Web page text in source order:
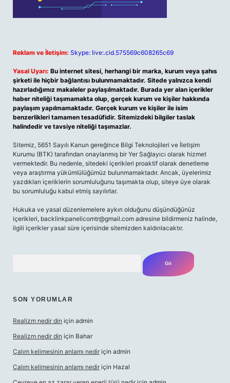
Reklam ve İletişim: Skype: live:.cid.575569c608265c69
Yasal Uyarı: Bu internet sitesi, herhangi bir marka, kurum veya şahıs
şirketi ile hiçbir bağlantısı bulunmamaktadır. Sitede yalnızca kendi
hazırladığımız makaleler paylaşılmaktadır. Burada yer alan içerikler
haber niteliği taşımamakta olup, gerçek kurum ve kişiler hakkında
paylaşım yapılmamaktadır. Gerçek kurum ve kişiler ile isim
benzerlikleri tamamen tesadüfidir. Sitemizdeki bilgiler taslak
halindedir ve tavsiye niteliği taşımazlar.
Sitemiz, 5651 Sayılı Kanun gereğince Bilgi Teknolojileri ve İletişim
Kurumu (BTK) tarafından onaylanmış bir Yer Sağlayıcı olarak hizmet
vermektedir. Bu nedenle, sitedeki içerikleri proaktif olarak denetleme
veya araştırma yükümlülüğümüz bulunmamaktadır. Ancak, üyelerimiz
yazdıkları içeriklerin sorumluluğunu taşımakta olup, siteye üye olarak
bu sorumluluğu kabul etmiş sayılırlar.
Hukuka ve yasal düzenlemelere aykırı olduğunu düşündüğünüz
içerikleri, backlinkpanelicomtr@gmail.com adresine bildirmeniz halinde,
ilgili içerikler yasal süre içerisinde sitemizden kaldırılacaktır.
SON YORUMLAR
Realizm nedir din için admin
Realizm nedir din için Bahar
Çalım kelimesinin anlamı nedir için admin
Çalım kelimesinin anlamı nedir için Hazal